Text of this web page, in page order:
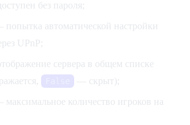
без пароля;
попытка автоматической настройки
UPnP;
сервера в общем списке
— скрыт);
максимальное количество игроков на